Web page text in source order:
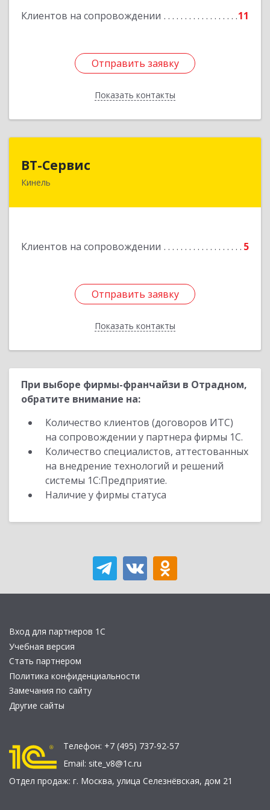
Клиентов на сопровождении 11
Отправить заявку
Показать контакты
Отправить заявку
Назад
ВТ-Сервис
Кинель
Клиентов на сопровождении 5
Отправить заявку
Показать контакты
446436, Самарская обл, Кинель г, Маяковского
Отправить заявку
Назад
При выборе фирмы-франчайзи в Отрадном,
обратите внимание на:
Количество клиентов (договоров ИТС)
на сопровождении у партнера фирмы 1С.
Количество специалистов, аттестованных
на внедрение технологий и решений
системы 1С:Предприятие.
Наличие у фирмы статуса
Вход для партнеров 1С
Учебная версия
Стать партнером
Политика конфиденциальности
Замечания по сайту
Другие сайты
Телефон: +7 (495) 737-92-57
Email: site_v8@1c.ru
Отдел продаж: г. Москва, улица Селезнёвская, дом 21